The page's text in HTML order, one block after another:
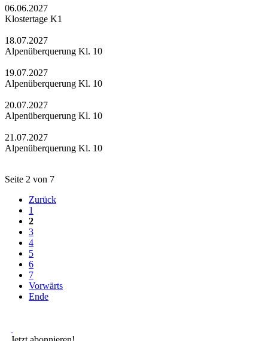
06.06.2027
Klostertage K1
18.07.2027
Alpenüberquerung Kl. 10
19.07.2027
Alpenüberquerung Kl. 10
20.07.2027
Alpenüberquerung Kl. 10
21.07.2027
Alpenüberquerung Kl. 10
Seite 2 von 7
Zurück
1
2
3
4
5
6
7
Vorwärts
Ende